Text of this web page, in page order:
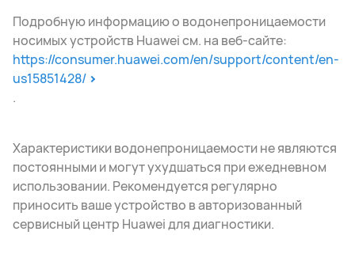
Подробную информацию о водонепроницаемости
носимых устройств Huawei см. на веб-сайте:
https://consumer.huawei.com/en/support/content/en-
us15851428/
.
Характеристики водонепроницаемости не являются
постоянными и могут ухудшаться при ежедневном
использовании. Рекомендуется регулярно
приносить ваше устройство в авторизованный
сервисный центр Huawei для диагностики.